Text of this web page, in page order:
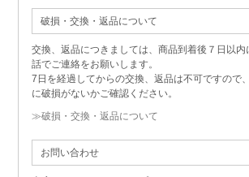
破損・交換・返品について
交換、返品につきましては、商品到着後７日以内
話でご連絡をお願いします。
7日を経過してからの交換、返品は不可ですので
に破損がないかご確認ください。
≫破損・交換・返品について
お問い合わせ